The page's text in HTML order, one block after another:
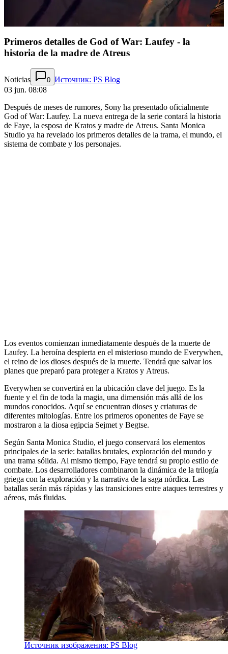
Primeros detalles de God of War: Laufey - la
historia de la madre de Atreus
Noticias 0 Источник: PS Blog
03 jun. 08:08
Después de meses de rumores, Sony ha presentado oficialmente
God of War: Laufey. La nueva entrega de la serie contará la historia
de Faye, la esposa de Kratos y madre de Atreus. Santa Monica
Studio ya ha revelado los primeros detalles de la trama, el mundo, el
sistema de combate y los personajes.
Los eventos comienzan inmediatamente después de la muerte de
Laufey. La heroína despierta en el misterioso mundo de Everywhen,
el reino de los dioses después de la muerte. Tendrá que salvar los
planes que preparó para proteger a Kratos y Atreus.
Everywhen se convertirá en la ubicación clave del juego. Es la
fuente y el fin de toda la magia, una dimensión más allá de los
mundos conocidos. Aquí se encuentran dioses y criaturas de
diferentes mitologías. Entre los primeros oponentes de Faye se
mostraron a la diosa egipcia Sejmet y Begtse.
Según Santa Monica Studio, el juego conservará los elementos
principales de la serie: batallas brutales, exploración del mundo y
una trama sólida. Al mismo tiempo, Faye tendrá su propio estilo de
combate. Los desarrolladores combinaron la dinámica de la trilogía
griega con la exploración y la narrativa de la saga nórdica. Las
batallas serán más rápidas y las transiciones entre ataques terrestres y
aéreos, más fluidas.
Источник изображения: PS Blog